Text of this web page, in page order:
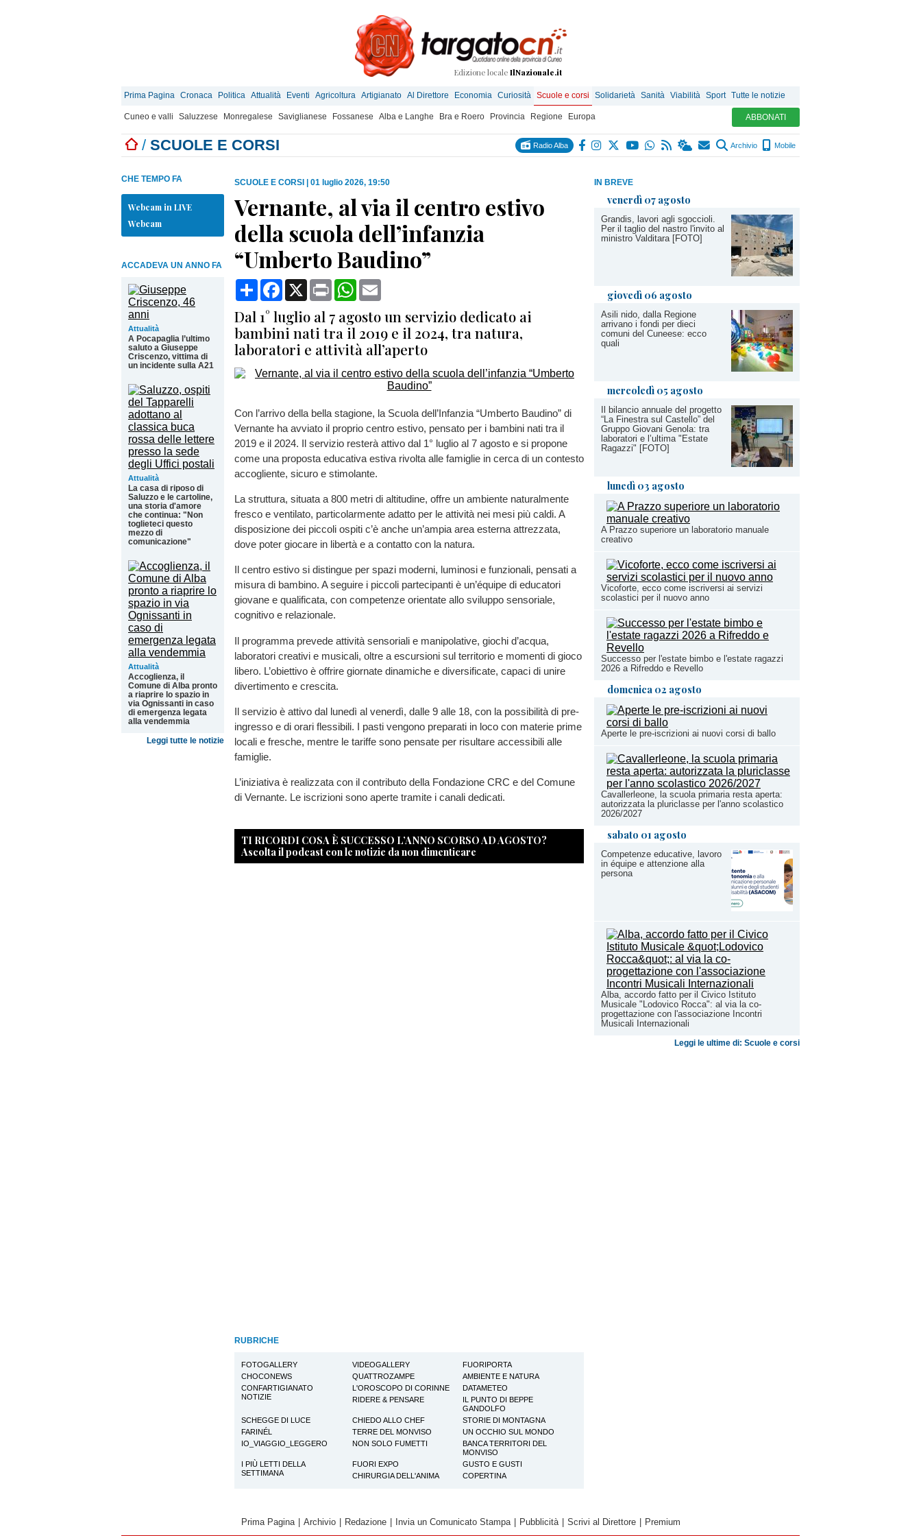
Edizione locale IlNazionale.it
Prima Pagina Cronaca Politica Attualità Eventi Agricoltura Artigianato Al Direttore Economia Curiosità Scuole e corsi Solidarietà Sanità Viabilità Sport Tutte le notizie
Cuneo e valli Saluzzese Monregalese Saviglianese Fossanese Alba e Langhe Bra e Roero Provincia Regione Europa ABBONATI
/ SCUOLE E CORSI Radio Alba Archivio Mobile
IN BREVE
venerdì 07 agosto
Grandis, lavori agli sgoccioli.
Per il taglio del nastro l'invito al
ministro Valditara [FOTO]
giovedì 06 agosto
Asili nido, dalla Regione
arrivano i fondi per dieci
comuni del Cuneese: ecco
quali
mercoledì 05 agosto
Il bilancio annuale del progetto
“La Finestra sul Castello” del
Gruppo Giovani Genola: tra
laboratori e l’ultima "Estate
Ragazzi" [FOTO]
lunedì 03 agosto
A Prazzo superiore un laboratorio manuale
creativo
Vicoforte, ecco come iscriversi ai servizi
scolastici per il nuovo anno
Successo per l'estate bimbo e l'estate ragazzi
2026 a Rifreddo e Revello
domenica 02 agosto
Aperte le pre-iscrizioni ai nuovi corsi di ballo
Cavallerleone, la scuola primaria resta aperta:
autorizzata la pluriclasse per l'anno scolastico
2026/2027
sabato 01 agosto
Competenze educative, lavoro
in équipe e attenzione alla
persona
Alba, accordo fatto per il Civico Istituto
Musicale "Lodovico Rocca": al via la co-
progettazione con l'associazione Incontri
Musicali Internazionali
Leggi le ultime di: Scuole e corsi
CHE TEMPO FA
Webcam in LIVE
Webcam
ACCADEVA UN ANNO FA
Attualità
A Pocapaglia l’ultimo
saluto a Giuseppe
Criscenzo, vittima di
un incidente sulla A21
Attualità
La casa di riposo di
Saluzzo e le cartoline,
una storia d'amore
che continua: "Non
toglieteci questo
mezzo di
comunicazione"
Attualità
Accoglienza, il
Comune di Alba pronto
a riaprire lo spazio in
via Ognissanti in caso
di emergenza legata
alla vendemmia
Leggi tutte le notizie
SCUOLE E CORSI 01 luglio 2026, 19:50
Vernante, al via il centro estivo
della scuola dell’infanzia
“Umberto Baudino”
CondividiFacebook
X Print WhatsApp
Dal 1° luglio al 7 agosto un servizio dedicato ai
bambini nati tra il 2019 e il 2024, tra natura,
laboratori e attività all’aperto
Con l’arrivo della bella stagione, la Scuola dell’Infanzia “Umberto Baudino” di
Vernante ha avviato il proprio centro estivo, pensato per i bambini nati tra il
2019 e il 2024. Il servizio resterà attivo dal 1° luglio al 7 agosto e si propone
come una proposta educativa estiva rivolta alle famiglie in cerca di un contesto
accogliente, sicuro e stimolante.
La struttura, situata a 800 metri di altitudine, offre un ambiente naturalmente
fresco e ventilato, particolarmente adatto per le attività nei mesi più caldi. A
disposizione dei piccoli ospiti c’è anche un’ampia area esterna attrezzata,
dove poter giocare in libertà e a contatto con la natura.
Il centro estivo si distingue per spazi moderni, luminosi e funzionali, pensati a
misura di bambino. A seguire i piccoli partecipanti è un’équipe di educatori
giovane e qualificata, con competenze orientate allo sviluppo sensoriale,
cognitivo e relazionale.
Il programma prevede attività sensoriali e manipolative, giochi d’acqua,
laboratori creativi e musicali, oltre a escursioni sul territorio e momenti di gioco
libero. L’obiettivo è offrire giornate dinamiche e diversificate, capaci di unire
divertimento e crescita.
Il servizio è attivo dal lunedì al venerdì, dalle 9 alle 18, con la possibilità di pre-
ingresso e di orari flessibili. I pasti vengono preparati in loco con materie prime
locali e fresche, mentre le tariffe sono pensate per risultare accessibili alle
famiglie.
L’iniziativa è realizzata con il contributo della Fondazione CRC e del Comune
di Vernante. Le iscrizioni sono aperte tramite i canali dedicati.
TI RICORDI COSA È SUCCESSO L’ANNO SCORSO AD AGOSTO?
Ascolta il podcast con le notizie da non dimenticare
RUBRICHE
FOTOGALLERY VIDEOGALLERY
FUORIPORTA
CHOCONEWS
QUATTROZAMPE
AMBIENTE E NATURA
CONFARTIGIANATO
NOTIZIE
L'OROSCOPO DI CORINNE
DATAMETEO
RIDERE & PENSARE
IL PUNTO DI BEPPE
GANDOLFO
SCHEGGE DI LUCE
CHIEDO ALLO CHEF
STORIE DI MONTAGNA
FARINÉL
TERRE DEL MONVISO
UN OCCHIO SUL MONDO
IO_VIAGGIO_LEGGERO
NON SOLO FUMETTI
BANCA TERRITORI DEL
MONVISO
I PIÙ LETTI DELLA
SETTIMANA
FUORI EXPO
GUSTO E GUSTI
CHIRURGIA DELL'ANIMA
COPERTINA
Prima Pagina Archivio Redazione Invia un Comunicato Stampa Pubblicità Scrivi al Direttore Premium